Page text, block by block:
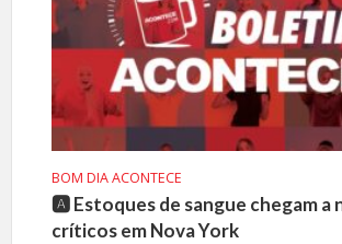
BOM DIA ACONTECE
🅰️ Estoques de sangue chegam a
críticos em Nova York